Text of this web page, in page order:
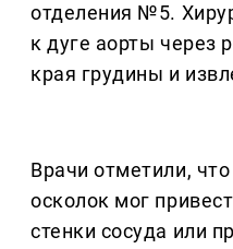
отделения №5.
к дуге аорты через
края грудины и
Врачи отметили,
осколок мог
стенки сосуда или